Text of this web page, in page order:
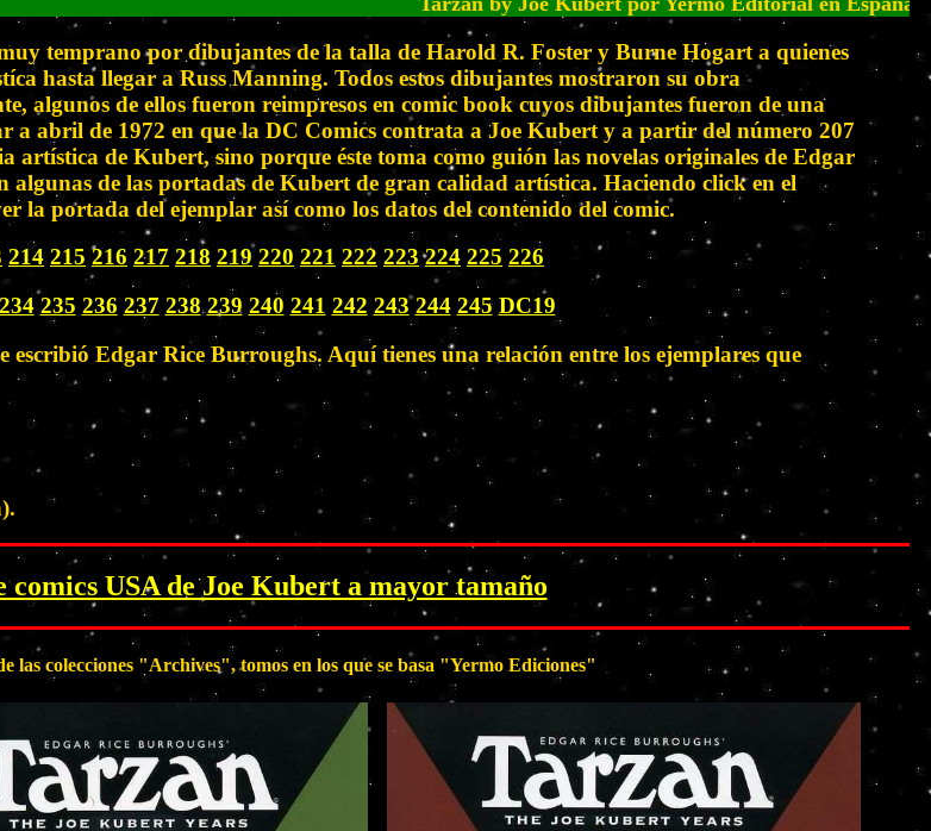
temprano por dibujantes de la talla de Harold R. Foster y Burne Hogart a quienes
hasta llegar a Russ Manning. Todos estos dibujantes mostraron su obra
algunos de ellos fueron reimpresos en comic book cuyos dibujantes fueron de una
a abril de 1972 en que la DC Comics contrata a Joe Kubert y a partir del número 207
artística de Kubert, sino porque éste toma como guión las novelas originales de Edgar
de las portadas de Kubert de gran calidad artística. Haciendo click en el
la portada del ejemplar así como los datos del contenido del comic.
214 215 216 217 218 219 220 221 222 223 224 225 226
234 235 236 237 238 239 240 241 242 243 244 245 DC19
escribió Edgar Rice Burroughs. Aquí tienes una relación entre los ejemplares que
comics USA de Joe Kubert a mayor tamaño
las colecciones "Archives", tomos en los que se basa "Yermo Ediciones"